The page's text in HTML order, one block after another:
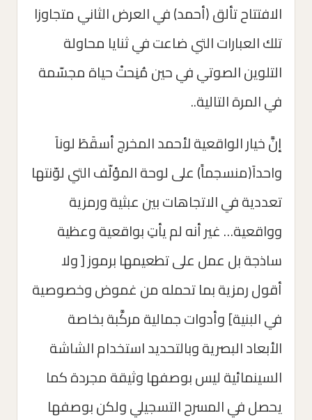
الافتتاح تألق (أحمد) في العرض الثاني متجاوزا
تلك العبارات التي ضاعت في ثنايا محاولة
التلوين الصوتي في حين مُنِحتْ حياة مجسّمة
في المرة التالية..
إنَّ خيار الواقعية لأحمد المخرج أسقَطَ لوناَ
واحداَ(منسجماََ) على لوحة المؤلّف التي لوّنتها
تعددية في الاتجاهات بين عبثية ورمزية
وواقعية… غير أنه لم يأتِ بواقعية وعظية
ساذجة بل عمل على تطعيمها برموز [ ولا
أقول رمزية بما تحمله من غموض وخصوصية
في البنية] وأدوات جمالية مركَّبة بخاصة
الأبعاد البصرية وبالتحديد استخدام الشاشة
السينمائية ليس بوصفها وثيقة مجردة كما
يحصل في المسرح التسجيلي ولكن بوصفها